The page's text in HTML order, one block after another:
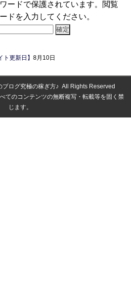
ードで保護されています。閲覧
ドを入力してください。
ト更新日】 8月10日
ブログ究極の稼ぎ方♪ All Rights Reserved
てのコンテンツの無断複写・転載等を固く禁
じます。